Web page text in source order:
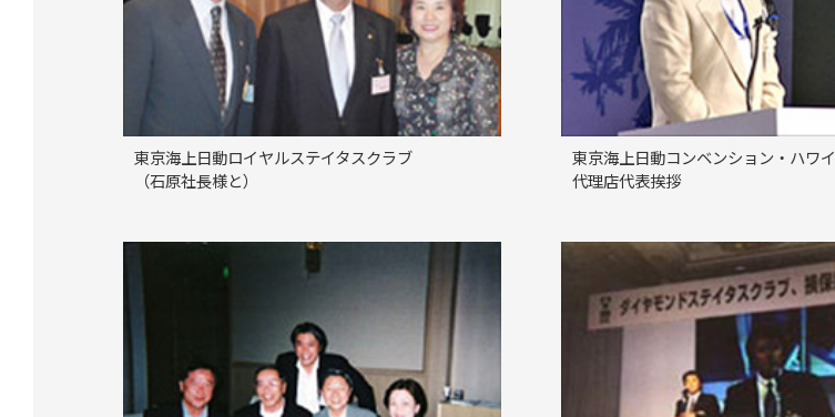
東京海上日動ロイヤルステイタスクラブ
（石原社長様と）
東京海上日動コンベンション・ハワイ
代理店代表挨拶